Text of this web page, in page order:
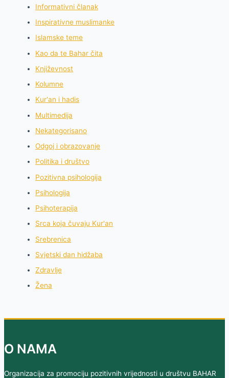
Informativni članak
Inspirativne muslimanke
Islamske teme
Kao da te Bahar čita
Književnost
Kolumne
Kur'an i hadis
Multimedija
Nekategorisano
Odgoj i obrazovanje
Politika i društvo
Pozitivna psihologija
Psihologija
Psihoterapija
Srca koja čuvaju Kur'an
Srebrenica
Svjetski dan hidžaba
Zdravlje
Žena
O NAMA
Organizacija za promociju pozitivnih vrijednosti u društvu BAHAR